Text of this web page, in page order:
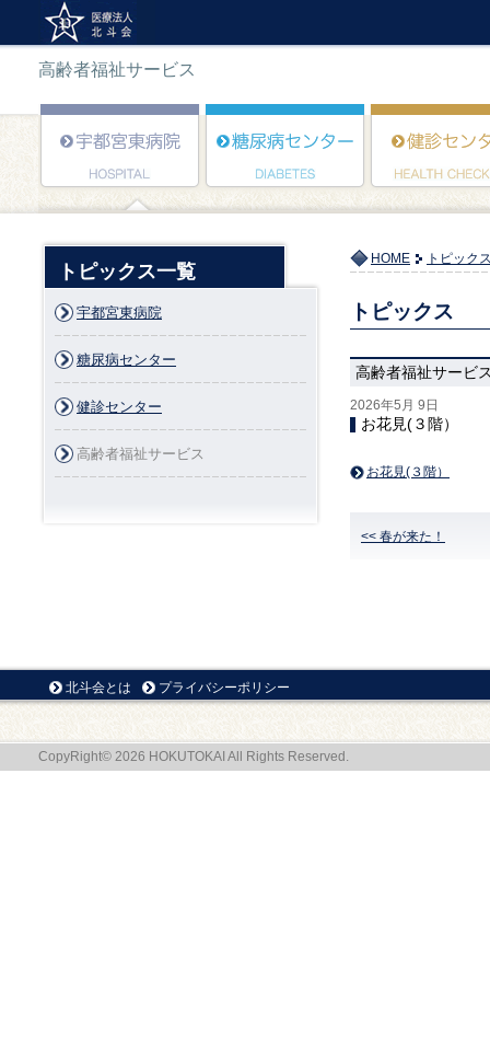
高齢者福祉サービス
HOME トピック
トピックス
高齢者福祉サービ
2026年5月 9日
お花見(３階）
お花見(３階）
<< 春が来た！
トピックス一覧
宇都宮東病院
糖尿病センター
健診センター
高齢者福祉サービス
北斗会とは プライバシーポリシー
CopyRight© 2026 HOKUTOKAI All Rights Reserved.